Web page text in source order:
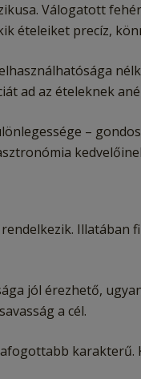
Válogatott
ételeiket precíz,
ad az ételeknek
–
Illatában
jól érezhető,
a cél.